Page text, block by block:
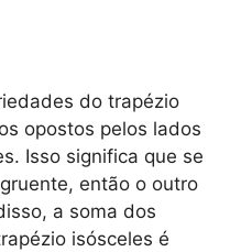
do trapézio
opostos pelos lados
Isso significa que se
então o outro
a soma dos
isósceles é